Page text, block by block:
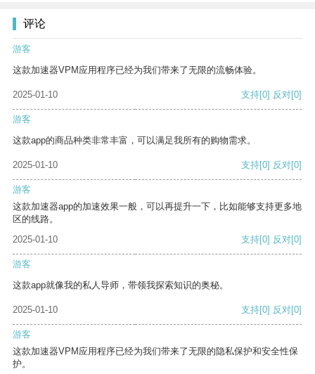
评论
游客
这款加速器VPM应用程序已经为我们带来了无限的流畅体验。
2025-01-10 支持[0] 反对[0]
游客
这款app的商品种类非常丰富，可以满足我所有的购物需求。
2025-01-10 支持[0] 反对[0]
游客
这款加速器app的加速效果一般，可以再提升一下，比如能够支持更多地
区的线路。
2025-01-10
支持[0] 反对[0]
游客
这款app就像我的私人导师，带领我探索知识的奥秘。
2025-01-10 支持[0] 反对[0]
游客
这款加速器VPM应用程序已经为我们带来了无限的隐私保护和安全性保
护。